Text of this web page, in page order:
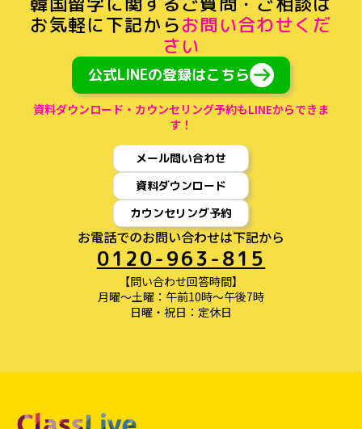
お気軽に下記からお問い合わせくだ
さい
公式LINEの登録はこちら
資料ダウンロード・カウンセリング予約もLINEからできま
す！
メール問い合わせ
資料ダウンロード
カウンセリング予約
お電話でのお問い合わせは下記から
0120-963-815
【問い合わせ回答時間】
月曜〜土曜：午前10時〜午後7時
日曜・祝日：定休日